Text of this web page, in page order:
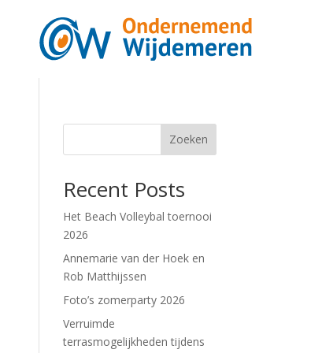
Zoeken
Recent Posts
Het Beach Volleybal toernooi
2026
Annemarie van der Hoek en
Rob Matthijssen
Foto’s zomerparty 2026
Verruimde
terrasmogelijkheden tijdens